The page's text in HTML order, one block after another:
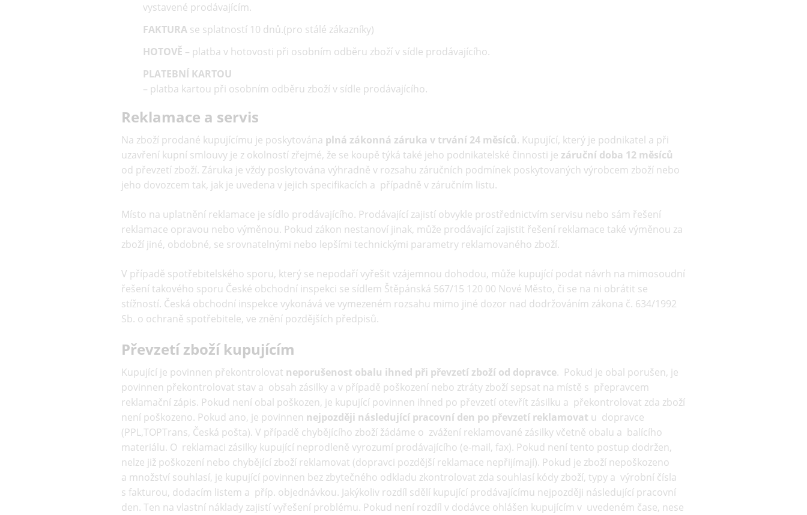
vystavené prodávajícím.
FAKTURA se splatností 10 dnů.(pro stálé zákazníky)
HOTOVĚ – platba v hotovosti při osobním odběru zboží v sídle prodávajícího.
PLATEBNÍ KARTOU
– platba kartou při osobním odběru zboží v sídle prodávajícího.
Reklamace a servis
Na zboží prodané kupujícímu je poskytována plná zákonná záruka v trvání 24 měsíců. Kupující, který je podnikatel a při
uzavření kupní smlouvy je z okolností zřejmé, že se koupě týká také jeho podnikatelské činnosti je záruční doba 12 měsíců
od převzetí zboží. Záruka je vždy poskytována výhradně v rozsahu záručních podmínek poskytovaných výrobcem zboží nebo
jeho dovozcem tak, jak je uvedena v jejich specifikacích a případně v záručním listu.
Místo na uplatnění reklamace je sídlo prodávajícího. Prodávající zajistí obvykle prostřednictvím servisu nebo sám řešení
reklamace opravou nebo výměnou. Pokud zákon nestanoví jinak, může prodávající zajistit řešení reklamace také výměnou za
zboží jiné, obdobné, se srovnatelnými nebo lepšími technickými parametry reklamovaného zboží.
V případě spotřebitelského sporu, který se nepodaří vyřešit vzájemnou dohodou, může kupující podat návrh na mimosoudní
řešení takového sporu České obchodní inspekci se sídlem Štěpánská 567/15 120 00 Nové Město, či se na ni obrátit se
stížností. Česká obchodní inspekce vykonává ve vymezeném rozsahu mimo jiné dozor nad dodržováním zákona č. 634/1992
Sb. o ochraně spotřebitele, ve znění pozdějších předpisů.
Převzetí zboží kupujícím
Kupující je povinnen překontrolovat neporušenost obalu ihned při převzetí zboží od dopravce. Pokud je obal porušen, je
povinnen překontrolovat stav a obsah zásilky a v případě poškození nebo ztráty zboží sepsat na místě s přepravcem
reklamační zápis. Pokud není obal poškozen, je kupující povinnen ihned po převzetí otevřít zásilku a překontrolovat zda zboží
není poškozeno. Pokud ano, je povinnen nejpozději následující pracovní den po převzetí reklamovat u dopravce
(PPL,TOPTrans, Česká pošta). V případě chybějícího zboží žádáme o zvážení reklamované zásilky včetně obalu a balícího
materiálu. O reklamaci zásilky kupující neprodleně vyrozumí prodávajícího (e-mail, fax). Pokud není tento postup dodržen,
nelze již poškození nebo chybějící zboží reklamovat (dopravci pozdější reklamace nepřijímají). Pokud je zboží nepoškozeno
a množství souhlasí, je kupující povinnen bez zbytečného odkladu zkontrolovat zda souhlasí kódy zboží, typy a výrobní čísla
s fakturou, dodacím listem a příp. objednávkou. Jakýkoliv rozdíl sdělí kupující prodávajícímu nejpozději následující pracovní
den. Ten na vlastní náklady zajistí vyřešení problému. Pokud není rozdíl v dodávce ohlášen kupujícím v uvedeném čase, nese